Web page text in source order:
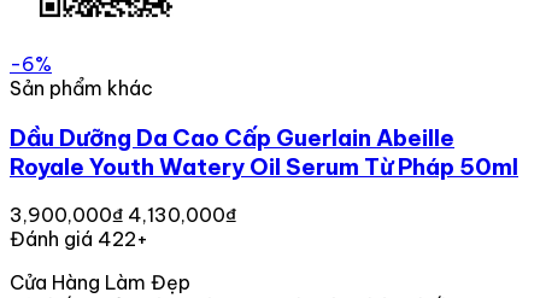
-6%
Sản phẩm khác
Dầu Dưỡng Da Cao Cấp Guerlain Abeille
Royale Youth Watery Oil Serum Từ Pháp 50ml
3,900,000₫ 4,130,000₫
Đánh giá 422+
Cửa Hàng Làm Đẹp